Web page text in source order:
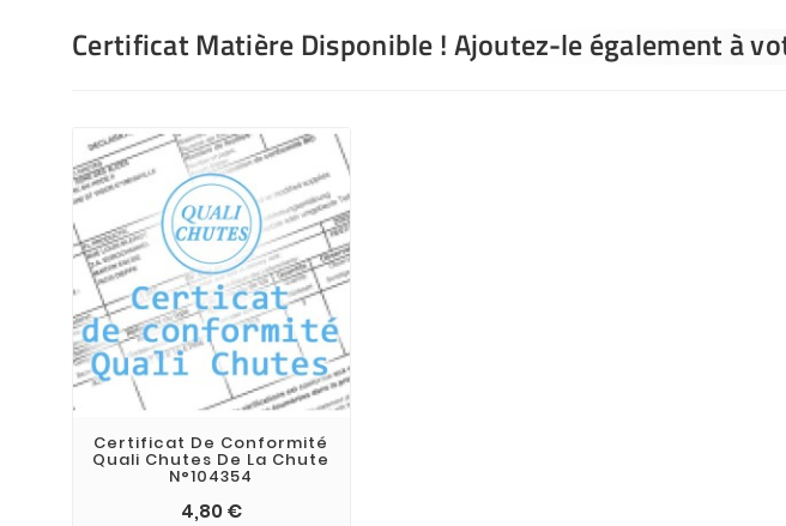
Certificat Matière Disponible ! Ajoutez-le également à
Certificat De Conformité
Quali Chutes De La Chute
N°104354
4,80 €